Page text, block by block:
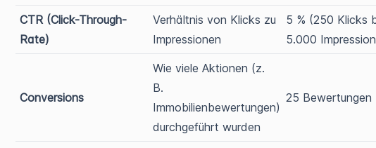
CTR (Click-Through-
Rate)
Verhältnis von Klicks zu
Impressionen
5 % (250 Klicks
5.000
Conversions
Wie viele Aktionen (z.
B.
Immobilienbewertungen)
durchgeführt wurden
25 Bewertungen